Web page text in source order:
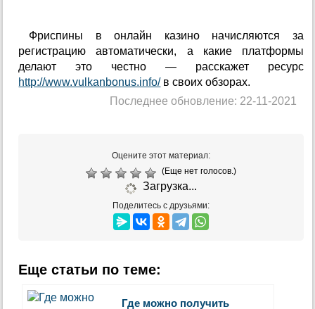
Фриспины в онлайн казино начисляются за
регистрацию автоматически, а какие платформы
делают это честно — расскажет ресурс
http://www.vulkanbonus.info/в своих обзорах.
Последнее обновление: 22-11-2021
Оцените этот материал:
(Еще нет голосов.)
Загрузка...
Поделитесь с друзьями:
Еще статьи по теме:
Где можно получить